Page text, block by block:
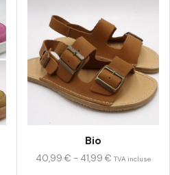
Bio
40,99 € - 41,99 € TVA incluse